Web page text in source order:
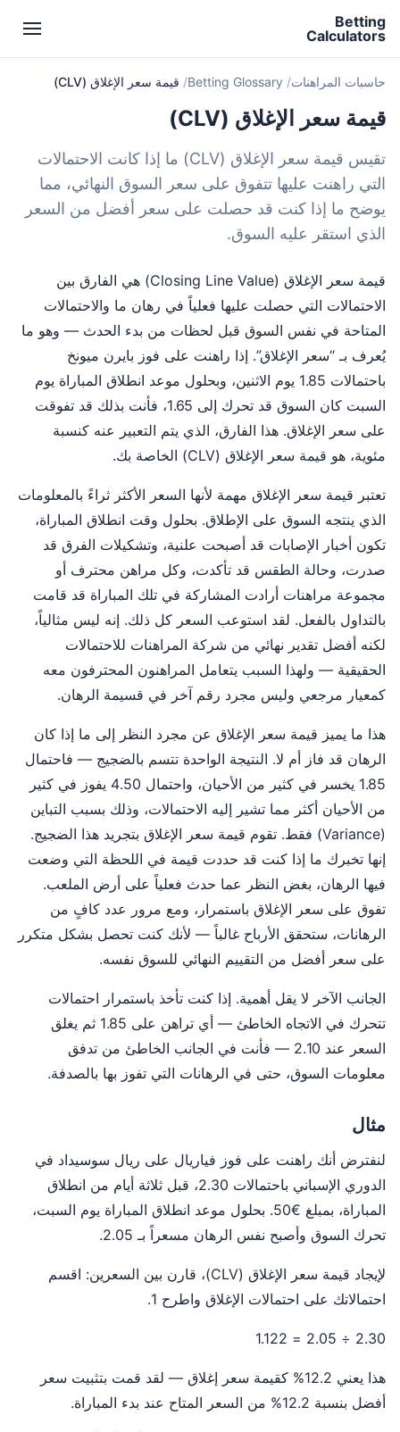
Betting
Calculators
حاسبات المراهنات Betting Glossary قيمة سعر الإغلاق (CLV)
قيمة سعر الإغلاق (CLV)
تقيس قيمة سعر الإغلاق (CLV) ما إذا كانت الاحتمالات
التي راهنت عليها تتفوق على سعر السوق النهائي، مما
يوضح ما إذا كنت قد حصلت على سعر أفضل من السعر
الذي استقر عليه السوق.
قيمة سعر الإغلاق (Closing Line Value) هي الفارق بين
الاحتمالات التي حصلت عليها فعلياً في رهان ما والاحتمالات
المتاحة في نفس السوق قبل لحظات من بدء الحدث — وهو ما
يُعرف بـ “سعر الإغلاق”. إذا راهنت على فوز بايرن ميونخ
باحتمالات 1.85 يوم الاثنين، وبحلول موعد انطلاق المباراة يوم
السبت كان السوق قد تحرك إلى 1.65، فأنت بذلك قد تفوقت
على سعر الإغلاق. هذا الفارق، الذي يتم التعبير عنه كنسبة
مئوية، هو قيمة سعر الإغلاق (CLV) الخاصة بك.
تعتبر قيمة سعر الإغلاق مهمة لأنها السعر الأكثر ثراءً بالمعلومات
الذي ينتجه السوق على الإطلاق. بحلول وقت انطلاق المباراة،
تكون أخبار الإصابات قد أصبحت علنية، وتشكيلات الفرق قد
صدرت، وحالة الطقس قد تأكدت، وكل مراهن محترف أو
مجموعة مراهنات أرادت المشاركة في تلك المباراة قد قامت
بالتداول بالفعل. لقد استوعب السعر كل ذلك. إنه ليس مثالياً،
لكنه أفضل تقدير نهائي من شركة المراهنات للاحتمالات
الحقيقية — ولهذا السبب يتعامل المراهنون المحترفون معه
كمعيار مرجعي وليس مجرد رقم آخر في قسيمة الرهان.
هذا ما يميز قيمة سعر الإغلاق عن مجرد النظر إلى ما إذا كان
الرهان قد فاز أم لا. النتيجة الواحدة تتسم بالضجيج — فاحتمال
1.85 يخسر في كثير من الأحيان، واحتمال 4.50 يفوز في كثير
من الأحيان أكثر مما تشير إليه الاحتمالات، وذلك بسبب التباين
(Variance) فقط. تقوم قيمة سعر الإغلاق بتجريد هذا الضجيج.
إنها تخبرك ما إذا كنت قد حددت قيمة في اللحظة التي وضعت
فيها الرهان، بغض النظر عما حدث فعلياً على أرض الملعب.
تفوق على سعر الإغلاق باستمرار، ومع مرور عدد كافٍ من
الرهانات، ستحقق الأرباح غالباً — لأنك كنت تحصل بشكل متكرر
على سعر أفضل من التقييم النهائي للسوق نفسه.
الجانب الآخر لا يقل أهمية. إذا كنت تأخذ باستمرار احتمالات
تتحرك في الاتجاه الخاطئ — أي تراهن على 1.85 ثم يغلق
السعر عند 2.10 — فأنت في الجانب الخاطئ من تدفق
معلومات السوق، حتى في الرهانات التي تفوز بها بالصدفة.
مثال
لنفترض أنك راهنت على فوز فياريال على ريال سوسيداد في
الدوري الإسباني باحتمالات 2.30، قبل ثلاثة أيام من انطلاق
المباراة، بمبلغ €50. بحلول موعد انطلاق المباراة يوم السبت،
تحرك السوق وأصبح نفس الرهان مسعراً بـ 2.05.
لإيجاد قيمة سعر الإغلاق (CLV)، قارن بين السعرين: اقسم
احتمالاتك على احتمالات الإغلاق واطرح 1.
2.30 ÷ 2.05 = 1.122
هذا يعني 12.2% كقيمة سعر إغلاق — لقد قمت بتثبيت سعر
أفضل بنسبة 12.2% من السعر المتاح عند بدء المباراة.